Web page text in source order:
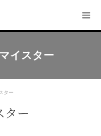
イスター
ター
ター